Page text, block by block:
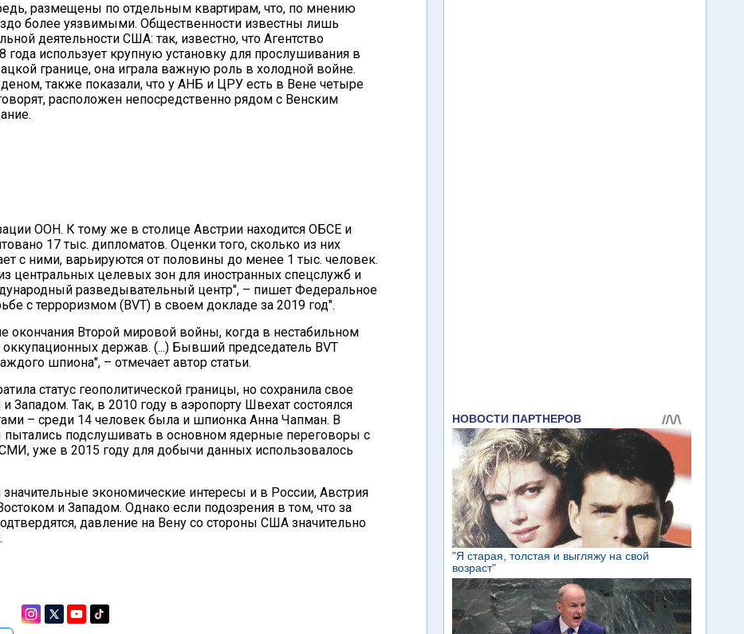
размещены по отдельным квартирам, что, по мнению
более уязвимыми. Общественности известны лишь
деятельности США: так, известно, что Агентство
года использует крупную установку для прослушивания в
границе, она играла важную роль в холодной войне.
также показали, что у АНБ и ЦРУ есть в Вене четыре
расположен непосредственно рядом с Венским
ООН. К тому же в столице Австрии находится ОБСЕ и
17 тыс. дипломатов. Оценки того, сколько из них
с ними, варьируются от половины до менее 1 тыс. человек.
центральных целевых зон для иностранных спецслужб и
разведывательный центр", – пишет Федеральное
с терроризмом (BVT) в своем докладе за 2019 год".
окончания Второй мировой войны, когда в нестабильном
держав. (...) Бывший председатель BVT
шпиона", – отмечает автор статьи.
статус геополитической границы, но сохранила свое
Так, в 2010 году в аэропорту Швехат состоялся
– среди 14 человек была и шпионка Анна Чапман. В
подслушивать в основном ядерные переговоры с
уже в 2015 году для добычи данных использовалось
экономические интересы и в России, Австрия
и Западом. Однако если подозрения в том, что за
давление на Вену со стороны США значительно